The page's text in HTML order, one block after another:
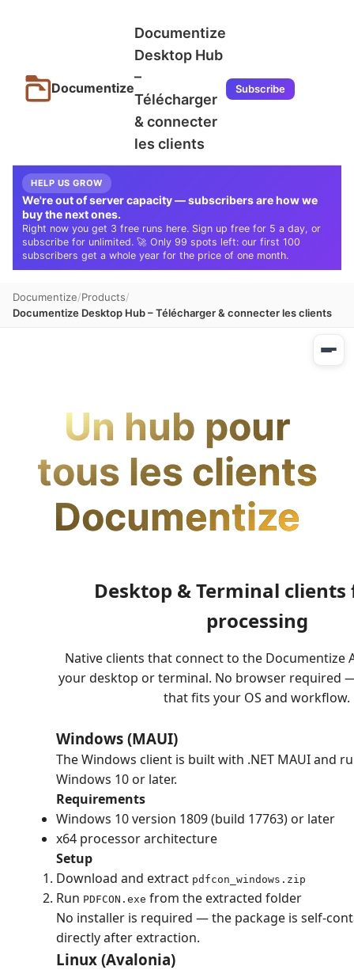
Documentize
Documentize
Desktop Hub
–
Télécharger
& connecter
les clients
Subscribe
HELP US GROW
We're out of server capacity — subscribers are how we
buy the next ones.
Right now you get 3 free runs here. Sign up free for 5 a day, or
subscribe for unlimited. 🚀 Only 99 spots left: our first 100
subscribers get a whole year for the price of one month.
Documentize Products
Documentize Desktop Hub – Télécharger & connecter les clients
Un hub pour
tous les clients
Documentize
Desktop & Terminal clients
processing
Native clients that connect to the Documentize
your desktop or terminal. No browser required
that fits your OS and workflow.
Windows (MAUI)
The Windows client is built with .NET MAUI and
Windows 10 or later.
Requirements
Windows 10 version 1809 (build 17763) or later
x64 processor architecture
Setup
Download and extract pdfcon_windows.zip
Run PDFCON.exe from the extracted folder
No installer is required — the package is self-
directly after extraction.
Linux (Avalonia)